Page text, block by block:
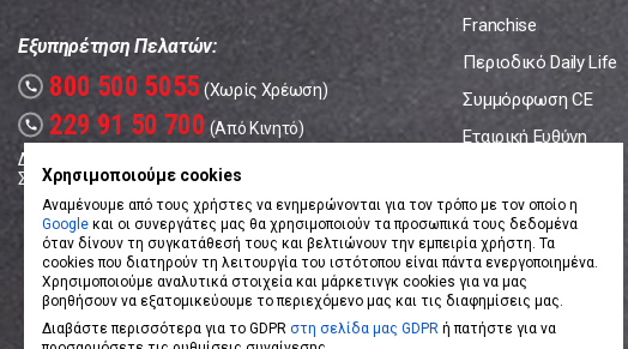
Εξυπηρέτηση Πελατών:
call 800 500 5055 (Χωρίς Χρέωση)
call 229 91 50 700 (Από Κινητό)
Δευτέρα - Παρασκευή: 08:00 - 17:00
Σάββατο: 08:00 – 14:00
Franchise
Περιοδικό Daily Life
Συμμόρφωση CE
Εταιρική Ευθύνη
Χρησιμοποιούμε cookies
Αναμένουμε από τους χρήστες να ενημερώνονται για τον τρόπο με τον οποίο η
Google και οι συνεργάτες μας θα χρησιμοποιούν τα προσωπικά τους δεδομένα
όταν δίνουν τη συγκατάθεσή τους και βελτιώνουν την εμπειρία χρήστη. Τα
cookies που διατηρούν τη λειτουργία του ιστότοπου είναι πάντα ενεργοποιημένα.
Χρησιμοποιούμε αναλυτικά στοιχεία και μάρκετινγκ cookies για να μας
βοηθήσουν να εξατομικεύουμε το περιεχόμενο μας και τις διαφημίσεις μας.
Διαβάστε περισσότερα για το GDPR στη σελίδα μας GDPR ή πατήστε για να